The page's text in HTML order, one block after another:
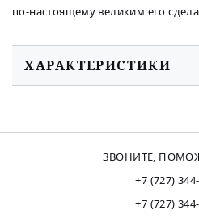
по-настоящему великим его
ХАРАКТЕРИСТИКИ
ЗВОНИТЕ,
+7 (727)
+7 (727)